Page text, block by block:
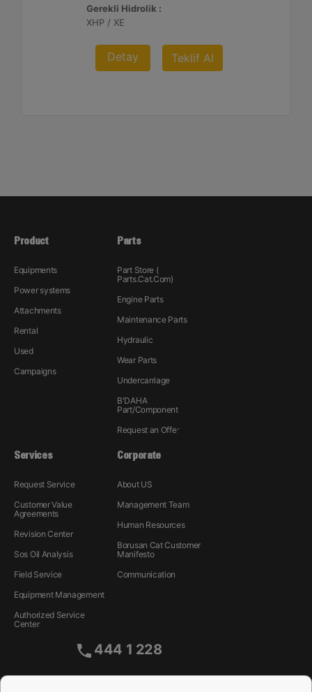
Gerekli Hidrolik :
XHP / XE
Detay Teklif Al
Product
Equipments
Power systems
Attachments
Rental
Used
Campaigns
Parts
Part Store (
Parts.Cat.Com)
Engine Parts
Maintenance Parts
Hydraulic
Wear Parts
Undercarriage
B'DAHA
Part/Component
Request an Offer
Services
Request Service
Customer Value
Agreements
Revision Center
Sos Oil Analysis
Field Service
Equipment Management
Authorized Service
Center
Corporate
About US
Management Team
Human Resources
Borusan Cat Customer
Manifesto
Communication
444 1 228